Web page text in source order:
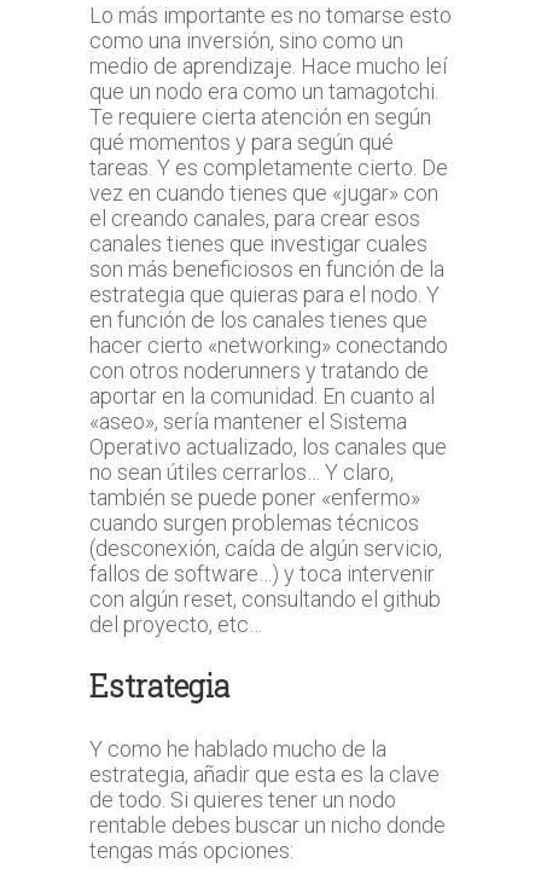
Lo más importante es no tomarse esto
como una inversión, sino como un
medio de aprendizaje. Hace mucho leí
que un nodo era como un tamagotchi.
Te requiere cierta atención en según
qué momentos y para según qué
tareas. Y es completamente cierto. De
vez en cuando tienes que «jugar» con
el creando canales, para crear esos
canales tienes que investigar cuales
son más beneficiosos en función de la
estrategia que quieras para el nodo. Y
en función de los canales tienes que
hacer cierto «networking» conectando
con otros noderunners y tratando de
aportar en la comunidad. En cuanto al
«aseo», sería mantener el Sistema
Operativo actualizado, los canales que
no sean útiles cerrarlos… Y claro,
también se puede poner «enfermo»
cuando surgen problemas técnicos
(desconexión, caída de algún servicio,
fallos de software…) y toca intervenir
con algún reset, consultando el github
del proyecto, etc…
Estrategia
Y como he hablado mucho de la
estrategia, añadir que esta es la clave
de todo. Si quieres tener un nodo
rentable debes buscar un nicho donde
tengas más opciones: